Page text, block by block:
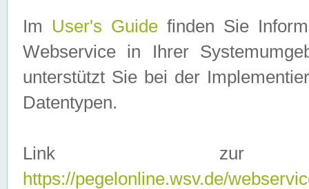
Im User's Guidefinden Sie
Webservice in Ihrer
unterstützt Sie bei der
Datentypen.
Link zur
https://pegelonline.wsv.de/